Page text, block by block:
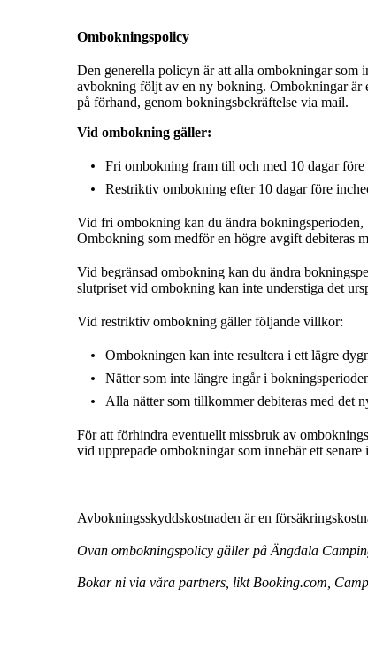
Ombokningspolicy
Den generella policyn är att alla ombokningar som
avbokning följt av en ny bokning. Ombokningar är
på förhand, genom bokningsbekräftelse via mail.
Vid ombokning gäller:
Fri ombokning fram till och med 10 dagar före
Restriktiv ombokning efter 10 dagar före
Vid fri ombokning kan du ändra
Ombokning som medför en högre avgift debiteras
Vid begränsad ombokning kan du ändra
slutpriset vid ombokning kan inte understiga det
Vid restriktiv ombokning gäller följande villkor:
Ombokningen kan inte resultera i ett lägre
Nätter som inte längre ingår i
Alla nätter som tillkommer debiteras med det
För att förhindra eventuellt missbruk av
vid upprepade ombokningar som innebär ett senare
Avbokningsskyddskostnaden är en
Ovan ombokningspolicy gäller på Ängdala
Bokar ni via våra partners, likt Booking.com,